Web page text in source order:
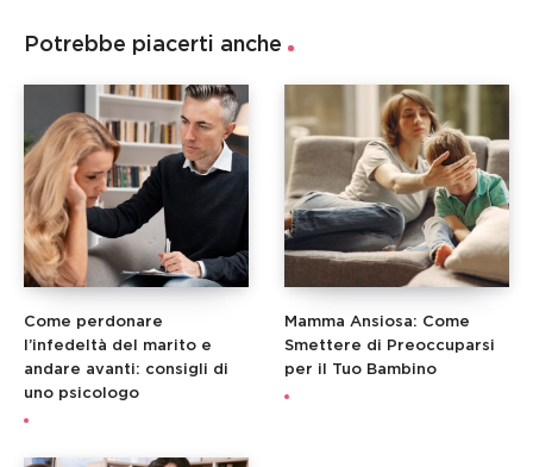
Potrebbe piacerti anche
Come perdonare
l’infedeltà del marito e
andare avanti: consigli di
uno psicologo
Mamma Ansiosa: Come
Smettere di Preoccuparsi
per il Tuo Bambino